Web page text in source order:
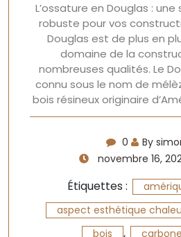
L’ossature en Douglas :
robuste pour vos
Douglas est de plus en
domaine de la
nombreuses qualités. Le
connu sous le nom de
bois résineux originaire
0
By
novembre 16,
Étiquettes :
aspect esthétique
bois ,